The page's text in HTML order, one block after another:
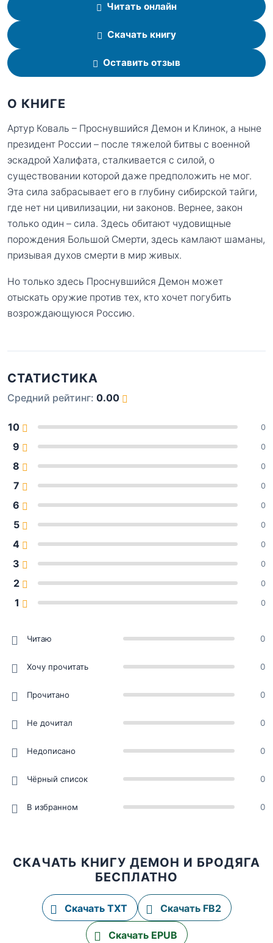
Читать онлайн
Скачать книгу
Оставить отзыв
О КНИГЕ
Артур Коваль – Проснувшийся Демон и Клинок, а ныне
президент России – после тяжелой битвы с военной
эскадрой Халифата, сталкивается с силой, о
существовании которой даже предположить не мог.
Эта сила забрасывает его в глубину сибирской тайги,
где нет ни цивилизации, ни законов. Вернее, закон
только один – сила. Здесь обитают чудовищные
порождения Большой Смерти, здесь камлают шаманы,
призывая духов смерти в мир живых.
Но только здесь Проснувшийся Демон может
отыскать оружие против тех, кто хочет погубить
возрождающуюся Россию.
СТАТИСТИКА
Средний рейтинг: 0.00
10 0
9 0
8 0
7 0
6 0
5 0
4 0
3 0
2 0
1 0
Читаю 0
Хочу прочитать 0
Прочитано 0
Не дочитал 0
Недописано 0
Чёрный список 0
В избранном 0
СКАЧАТЬ КНИГУ ДЕМОН И БРОДЯГА
БЕСПЛАТНО
Скачать TXT Скачать FB2
Скачать EPUB